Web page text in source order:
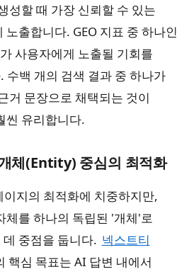
성할 때 가장 신뢰할 수 있는
출합니다. GEO 지표 중 하나인
사용자에게 노출될 기회를
수백 개의 검색 결과 중 하나가
거 문장으로 채택되는 것이
씬 유리합니다.
체(Entity) 중심의 최적화
이지의 최적화에 치중하지만,
체를 하나의 독립된 '개체'로
중점을 둡니다. 넥스트티
핵심 목표는 AI 답변 내에서